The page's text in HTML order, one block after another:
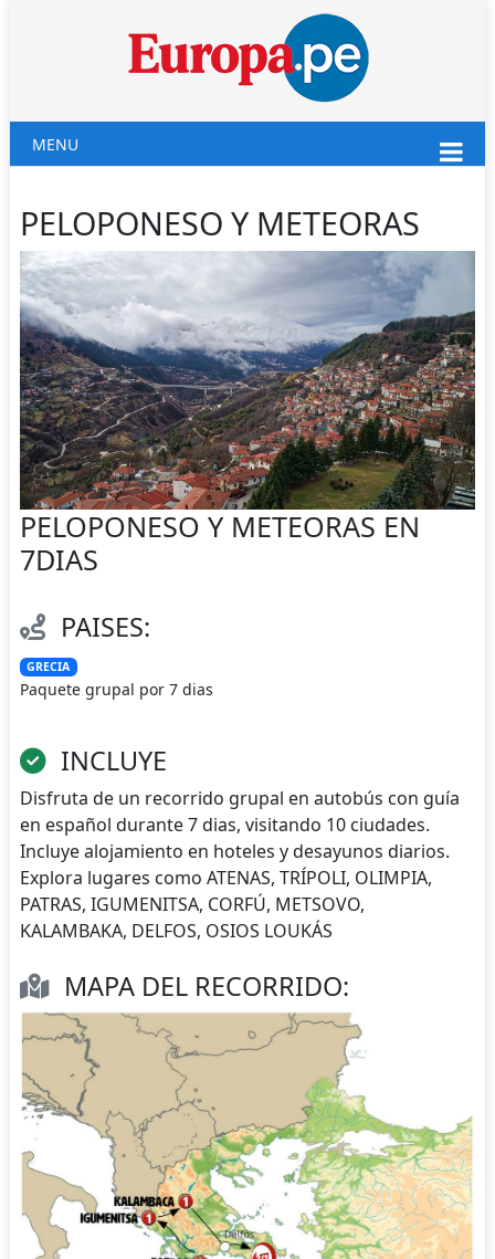
MENU
PELOPONESO Y METEORAS
PELOPONESO Y METEORAS EN
7DIAS
PAISES:
GRECIA
Paquete grupal por 7 dias
INCLUYE
Disfruta de un recorrido grupal en autobús con guía
en español durante 7 dias, visitando 10 ciudades.
Incluye alojamiento en hoteles y desayunos diarios.
Explora lugares como ATENAS, TRÍPOLI, OLIMPIA,
PATRAS, IGUMENITSA, CORFÚ, METSOVO,
KALAMBAKA, DELFOS, OSIOS LOUKÁS
MAPA DEL RECORRIDO: